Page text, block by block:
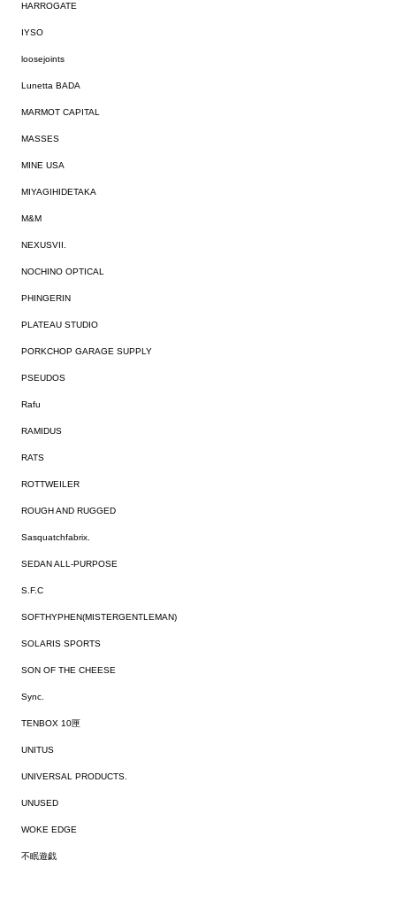
HARROGATE
IYSO
loosejoints
Lunetta BADA
MARMOT CAPITAL
MASSES
MINE USA
MIYAGIHIDETAKA
M&M
NEXUSVII.
NOCHINO OPTICAL
PHINGERIN
PLATEAU STUDIO
PORKCHOP GARAGE SUPPLY
PSEUDOS
Rafu
RAMIDUS
RATS
ROTTWEILER
ROUGH AND RUGGED
Sasquatchfabrix.
SEDAN ALL-PURPOSE
S.F.C
SOFTHYPHEN(MISTERGENTLEMAN)
SOLARIS SPORTS
SON OF THE CHEESE
Sync.
TENBOX 10匣
UNITUS
UNIVERSAL PRODUCTS.
UNUSED
WOKE EDGE
不眠遊戯